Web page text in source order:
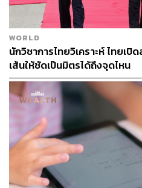
TAGS: นักท่องเที่ยว การท่องเที่ย
องค์การแรงงานระหว่างปร
Klook
เศรษฐกิจไทย
Burnout Syndrome
กา
WORLD
นักวิชาการไทยวิเคราะห์ ไทยเ
เส้นให้ชัดเป็นมิตรได้ถึงจุดไหน